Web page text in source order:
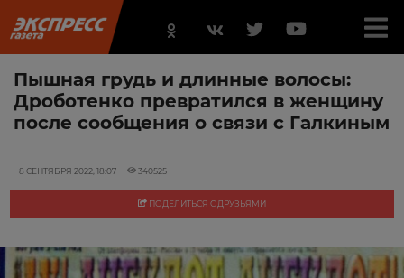
Пышная грудь и длинные волосы:
Дроботенко превратился в женщину
после сообщения о связи с Галкиным
8 СЕНТЯБРЯ 2022, 18:07 340525
ПОДЕЛИТЬСЯ С ДРУЗЬЯМИ